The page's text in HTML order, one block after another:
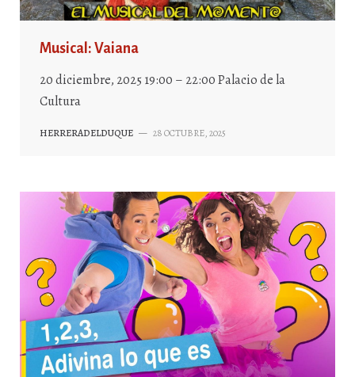
Musical: Vaiana
20 diciembre, 2025 19:00 – 22:00 Palacio de la
Cultura
HERRERADELDUQUE — 28 OCTUBRE, 2025